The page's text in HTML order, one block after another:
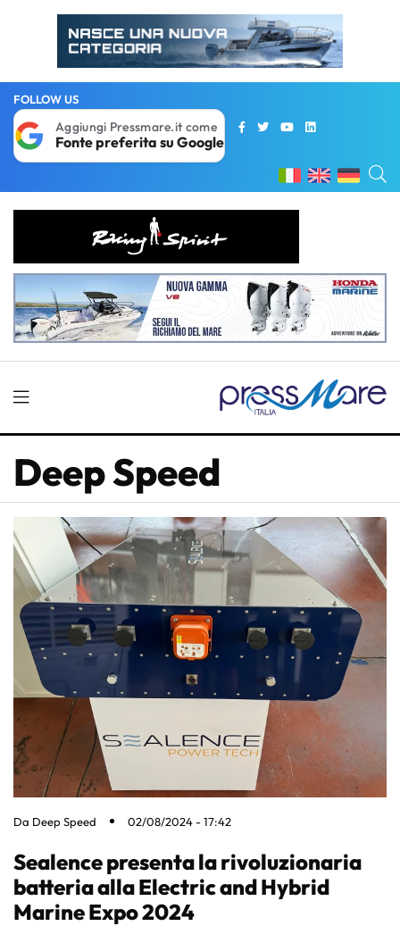
FOLLOW US
Aggiungi Pressmare.it come
Fonte preferita su Google
Deep Speed
Da Deep Speed 02/08/2024 - 17:42
Sealence presenta la rivoluzionaria
batteria alla Electric and Hybrid
Marine Expo 2024